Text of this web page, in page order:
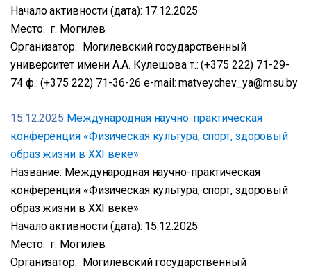
Начало активности (дата): 17.12.2025
Место: г. Могилев
Организатор: Могилевский государственный
университет имени А.А. Кулешова т.: (+375 222) 71-29-
74 ф.: (+375 222) 71-36-26 e-mail: matveychev_ya@msu.by
15.12.2025 Международная научно-практическая
конференция «Физическая культура, спорт, здоровый
образ жизни в XXI веке»
Название: Международная научно-практическая
конференция «Физическая культура, спорт, здоровый
образ жизни в XXI веке»
Начало активности (дата): 15.12.2025
Место: г. Могилев
Организатор: Могилевский государственный